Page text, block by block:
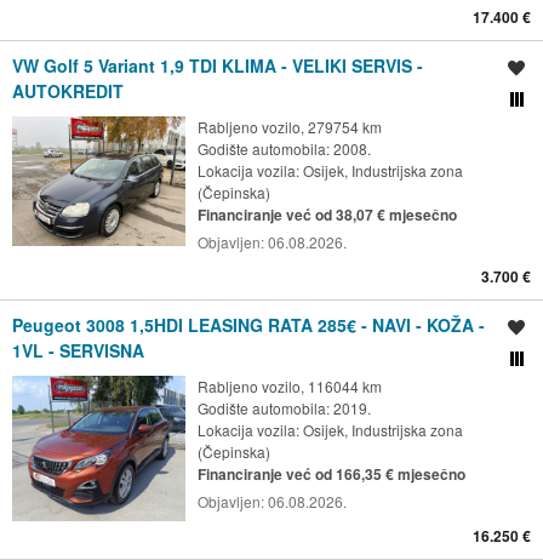
17.400 €
VW Golf 5 Variant 1,9 TDI KLIMA - VELIKI SERVIS -
AUTOKREDIT
Rabljeno vozilo, 279754 km
Godište automobila: 2008.
Lokacija vozila:Osijek, Industrijska zona
(Čepinska)
Financiranje već od 38,07 € mjesečno
Objavljen:06.08.2026.
3.700 €
Peugeot 3008 1,5HDI LEASING RATA 285€ - NAVI - KOŽA -
1VL - SERVISNA
Rabljeno vozilo, 116044 km
Godište automobila: 2019.
Lokacija vozila:Osijek, Industrijska zona
(Čepinska)
Financiranje već od 166,35 € mjesečno
Objavljen:06.08.2026.
16.250 €